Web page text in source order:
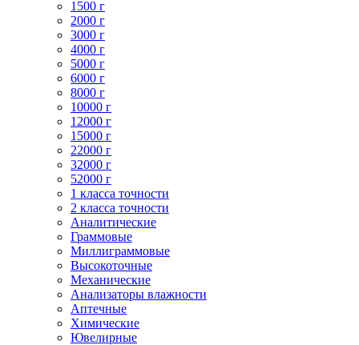
1500 г
2000 г
3000 г
4000 г
5000 г
6000 г
8000 г
10000 г
12000 г
15000 г
22000 г
32000 г
52000 г
1 класса точности
2 класса точности
Аналитические
Граммовые
Миллиграммовые
Высокоточные
Механические
Анализаторы влажности
Аптечные
Химические
Ювелирные